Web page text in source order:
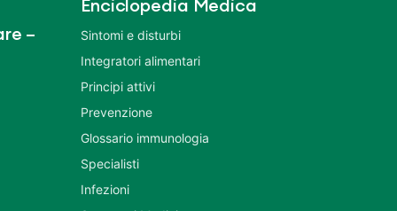
–
Enciclopedia Medica
Sintomi e disturbi
Integratori alimentari
Principi attivi
Prevenzione
Glossario immunologia
Specialisti
Infezioni